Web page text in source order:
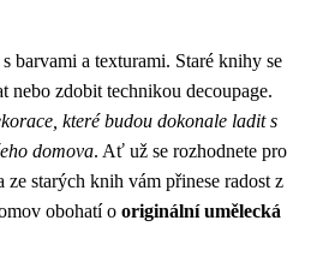
barvami a texturami. Staré knihy se
nebo zdobit technikou decoupage.
které budou dokonale ladit s
domova. Ať už se rozhodnete pro
starých knih vám přinese radost z
obohatí o originální umělecká